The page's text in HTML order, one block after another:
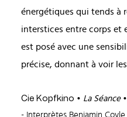
énergétiques qui tends à
interstices entre corps et
est posé avec une
précise, donnant à voir
Cie Kopfkino • La Séance•
- Interprètes Benjamin